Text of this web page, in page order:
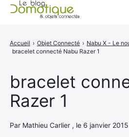
bracelet
Razer 1
Par Mathieu Carlier , le 6 janvier
Accueil › Objet Connecté ›
bracelet connecté Nabu Razer 1
Catégories
A propos
CONTACT